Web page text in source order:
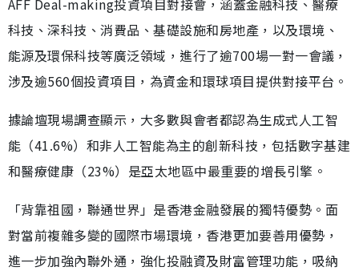
科技、深科技、消費品、基礎設施和房地產，以及環境、
能源及環保科技等廣泛領域，進行了逾700場一對一會議，
涉及逾560個投資項目，為資金和環球項目提供對接平台。
據論壇現場調查顯示，大多數與會者都認為生成式人工智
能（41.6%）和非人工智能為主的創新科技，包括數字基建
和醫療健康（23%）是亞太地區中最重要的增長引擎。
「背靠祖國，聯通世界」是香港金融發展的獨特優勢。面
對當前複雜多變的國際市場環境，香港更加要善用優勢，
進一步加強內聯外通，強化投融資及財富管理功能，吸納